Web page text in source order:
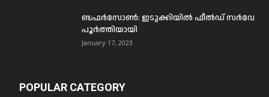
ബഫര്‍സോണ്‍: ഇടുക്കിയില്‍ ഫീല്‍ഡ് സര്‍വേ
പൂര്‍ത്തിയായി
January 17, 2023
POPULAR CATEGORY